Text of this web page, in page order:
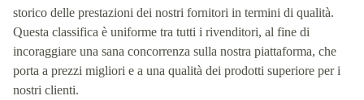
storico delle prestazioni dei nostri fornitori in termini di qualità.
Questa classifica è uniforme tra tutti i rivenditori, al fine di
incoraggiare una sana concorrenza sulla nostra piattaforma, che
porta a prezzi migliori e a una qualità dei prodotti superiore per i
nostri clienti.